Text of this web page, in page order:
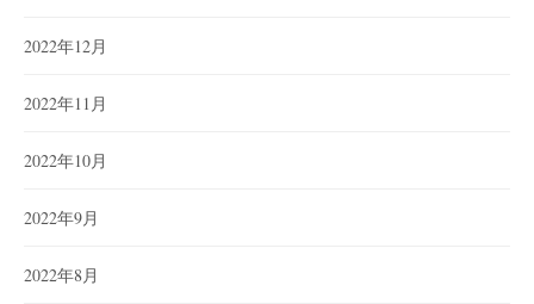
2022年12月
2022年11月
2022年10月
2022年9月
2022年8月